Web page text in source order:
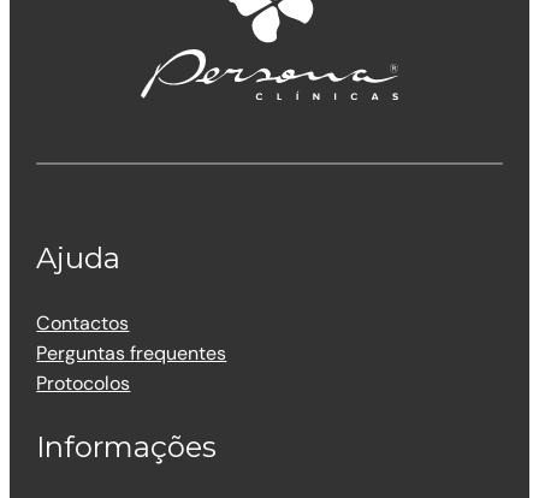
Ajuda
Contactos
Perguntas frequentes
Protocolos
Informações